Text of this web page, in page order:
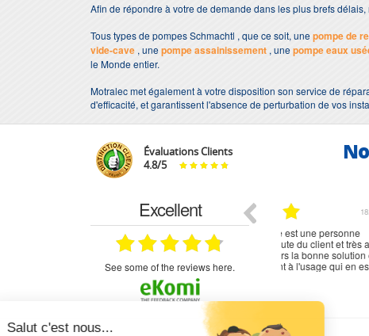
Afin de répondre à votre de demande dans les plus brefs
Tous types de pompes Schmachtl , que ce soit, unepompe de
vide-cave , unepompe assainissement , unepompe eaux
le Monde entier.
Motralec met également à votre disposition son service de
d'efficacité, et garantissent l'absence de perturbation de vos
Évaluations Clients
4.8/5
Excellent
see some of the reviews here.
07.07.2026
bien rien a dire .what else RAS